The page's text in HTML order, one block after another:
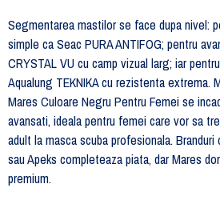
Segmentarea mastilor se face dupa nivel:
simple ca Seac PURA ANTIFOG; pentru
CRYSTAL VU cu camp vizual larg; iar
Aqualung TEKNIKA cu rezistenta extrema.
Mares Culoare Negru Pentru Femei se
avansati, ideala pentru femei care vor sa
adult la masca scuba profesionala.
sau Apeks completeaza piata, dar Mares
premium.